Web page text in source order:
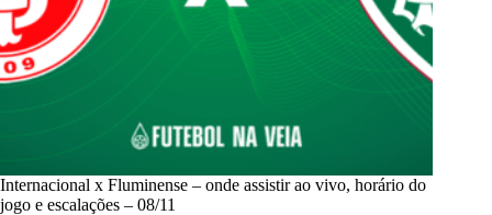
Internacional x Fluminense – onde assistir ao vivo, horário do
jogo e escalações – 08/11